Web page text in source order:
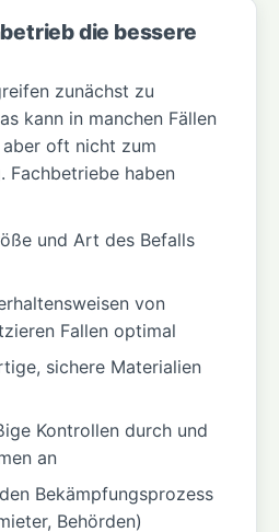
die bessere
zunächst zu
kann in manchen Fällen
oft nicht zum
Fachbetriebe haben
und Art des Befalls
von
Fallen optimal
sichere Materialien
Kontrollen durch und
an
Bekämpfungsprozess
Behörden)